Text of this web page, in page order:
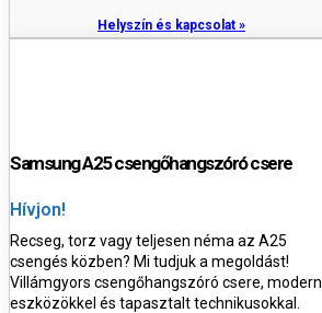
Helyszín és kapcsolat »
Samsung A25 csengőhangszóró csere
Hívjon!
Recseg, torz vagy teljesen néma az A25
csengés közben? Mi tudjuk a megoldást!
Villámgyors csengőhangszóró csere, modern
eszközökkel és tapasztalt technikusokkal.